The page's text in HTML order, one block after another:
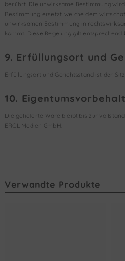
berührt. Die unwirksame Bestimmung
Bestimmung ersetzt, welche dem
unwirksamen Bestimmung in
kommt. Diese Regelung gilt entsprechend
9. Erfüllungsort und
Erfüllungsort und Gerichtsstand ist der Sitz
10. Eigentumsvorbehalt
Die gelieferte Ware bleibt bis zur
EROL Medien GmbH.
Verwandte Produkte